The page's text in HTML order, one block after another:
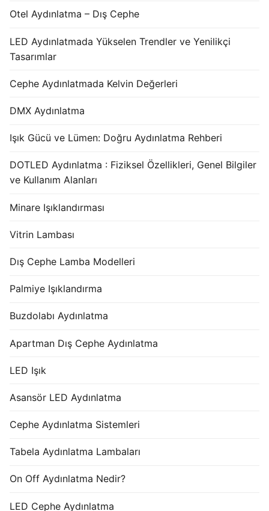
Otel Aydınlatma – Dış Cephe
LED Aydınlatmada Yükselen Trendler ve Yenilikçi
Tasarımlar
Cephe Aydınlatmada Kelvin Değerleri
DMX Aydınlatma
Işık Gücü ve Lümen: Doğru Aydınlatma Rehberi
DOTLED Aydınlatma : Fiziksel Özellikleri, Genel Bilgiler
ve Kullanım Alanları
Minare Işıklandırması
Vitrin Lambası
Dış Cephe Lamba Modelleri
Palmiye Işıklandırma
Buzdolabı Aydınlatma
Apartman Dış Cephe Aydınlatma
LED Işık
Asansör LED Aydınlatma
Cephe Aydınlatma Sistemleri
Tabela Aydınlatma Lambaları
On Off Aydınlatma Nedir?
LED Cephe Aydınlatma